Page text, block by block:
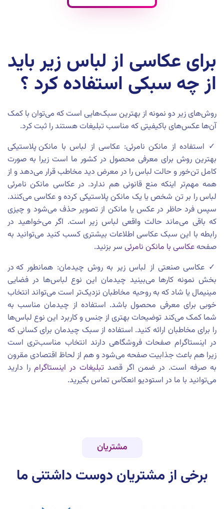
برای عکاسی از لباس زیر باید
از چه سبکی استفاده کرد ؟
روش‌های زیر دو نمونه از بهترین سبک‌هایی است که می‌توان با کمک
آن‌ها عکس‌های باکیفیتی که مناسب تبلیغات هستند را ثبت کرد.
✓ استفاده از مانکن نامرئی: عکاسی از لباس با مانکن پلاستیکی
بهترین روش برای معرفی محصول در کشور ما است زیرا به صورت
کامل تن‌خور و حالت لباس را در معرض دید مخاطب قرار می‌دهد و از
همه مهم‌تر اینکه منع قانونی هم ندارد. در عکاسی مانکن نامرئی
لباس را بر تن شخص یا یک مانکن پلاستیکی کرده و عکاسی می‌کنند.
سپس فرد حاظر در عکس یا مانکن از تصویر حذف می‌شود و چیزی
که باقی‌ می‌ماند حالت واقعی لباس زیر است. اگر می‌خواهید در
رابطه با این سبک عکاسی اطلاعات بیشتری کسب کنید می‌توانید به
صفحهعکاسی با مانکن نامرئی سر بزنید.
✓ عکاسی صنعتی از لباس زیر به روش چیدمان: همانطور که در
بخش نمونه کارها می‌بینید چیدمان این نوع لباس‌ها در فضایی
مینیمال یا شاد که به روحیه مخاطبان نزدیک‌تر است می‌تواند انتخاب
خوبی برای معرفی محصول باشد. استفاده از چیدمان مناسب به
شما کمک می‌کند توضیحات بهتری از جنس و کاربرد این نوع لباس‌ها
را برای مخاطبان ارائه کنید. استفاده از سبک چیدمان برای کسانی که
در اینستاگرام صفحات فروشگاهی دارند انتخاب مناسب‌تری است
زیرا هم باعث جذابیت صفحه می‌شود و هم از لحاظ اقتصادی مقرون
به صرفه است. در ضمن اگر قصد تبلیغات در اینستاگرام را دارید
می‌توانید با ما در استودیو انعکاس تماس بگیرید.
مشتریان
برخی از مشتریان دوست داشتنی ما